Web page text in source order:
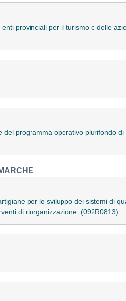
provinciali per il turismo e delle
programma operativo plurifondo di
per lo sviluppo dei sistemi di
di riorganizzazione. (092R0813)